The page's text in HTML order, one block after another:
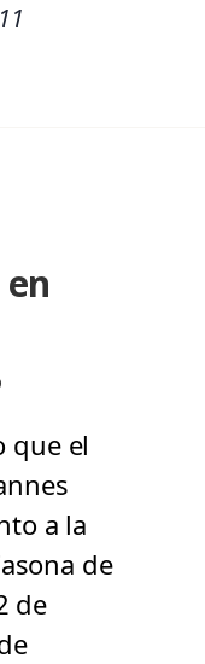
que el
a la
de
de